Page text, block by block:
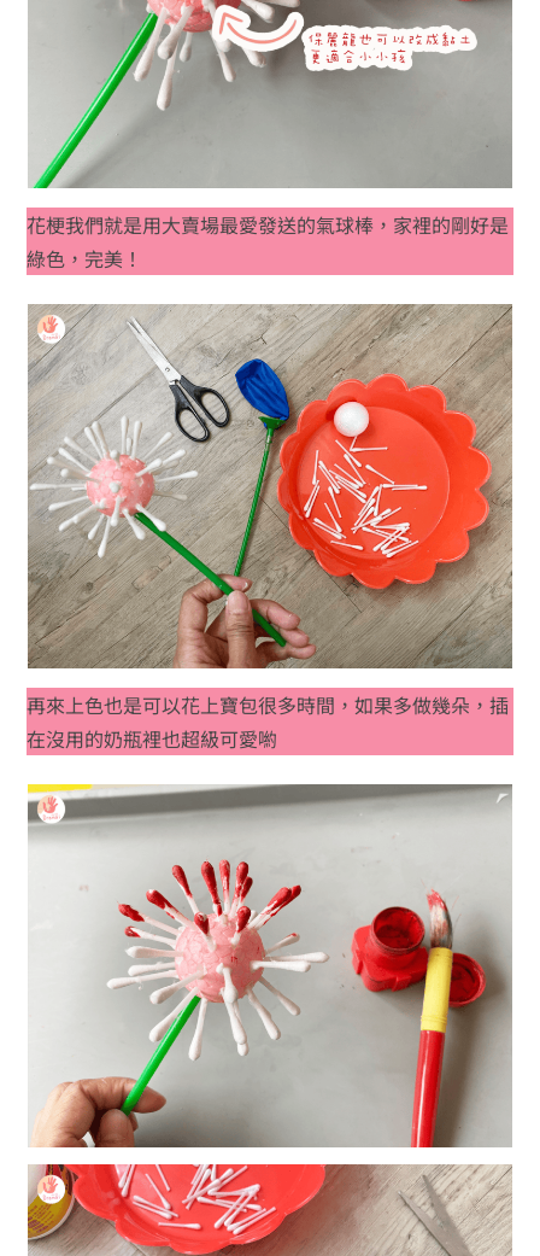
花梗我們就是用大賣場最愛發送的氣球棒，家裡的剛好是
綠色，完美！
再來上色也是可以花上寶包很多時間，如果多做幾朵，插
在沒用的奶瓶裡也超級可愛喲